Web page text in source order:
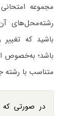
مجموعه
رشته‌محل‌های
باشید که
باشد؛ به‌خصوص
متناسب با رشته
در صورتی